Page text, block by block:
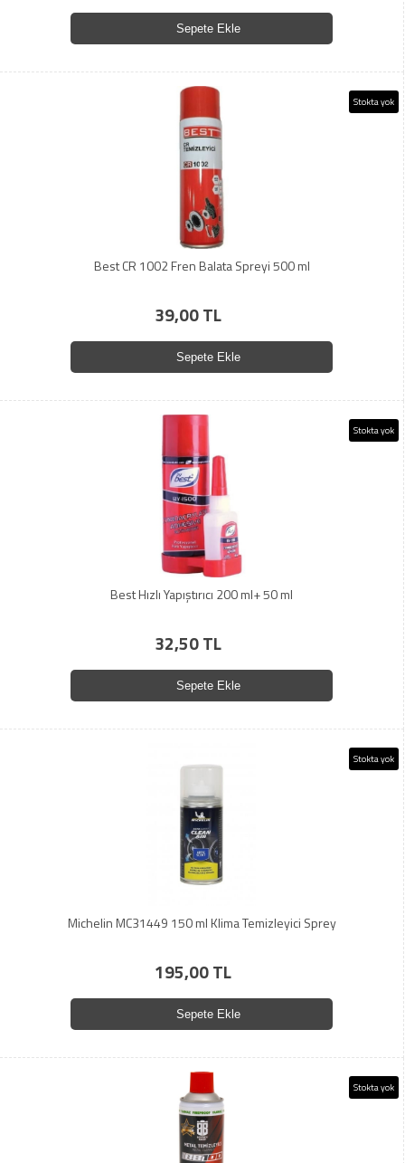
Sepete Ekle
Stokta yok
Best CR 1002 Fren Balata Spreyi 500 ml
39,00 TL
Sepete Ekle
Stokta yok
Best Hızlı Yapıştırıcı 200 ml+ 50 ml
32,50 TL
Sepete Ekle
Stokta yok
Michelin MC31449 150 ml Klima Temizleyici Sprey
195,00 TL
Sepete Ekle
Stokta yok